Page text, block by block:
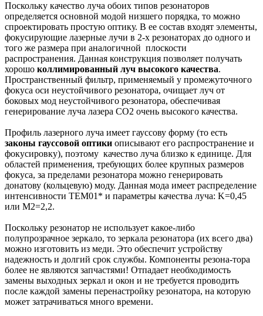
Поскольку качество луча обоих типов резонаторов
определяется основной модой низшего порядка, то можно
спроектировать простую оптику. В ее состав входят элементы,
фокусирующие лазерные лучи в 2-х резонаторах до одного и
того же размера при аналогичной плоскости
распространения. Данная конструкция позволяет получать
хорошо коллимированный луч высокого качества.
Пространственный фильтр, применяемый у промежуточного
фокуса оси неустойчивого резонатора, очищает луч от
боковых мод неустойчивого резонатора, обеспечивая
генерирование луча лазера CO2 очень высокого качества.
Профиль лазерного луча имеет гауссову форму (то есть
законы гауссовой оптики описывают его распространение и
фокусировку), поэтому качество луча близко к единице. Для
областей применения, требующих более крупных размеров
фокуса, за пределами резонатора можно генерировать
донатову (кольцевую) моду. Данная мода имеет распределение
интенсивности TEM01* и параметры качества луча: K=0,45
или M2=2,2.
Поскольку резонатор не использует какое-либо
полупрозрачное зеркало, то зеркала резонатора (их всего два)
можно изготовить из меди. Это обеспечит устройству
надежность и долгий срок службы. Компоненты резона-тора
более не являются запчастями! Отпадает необходимость
замены выходных зеркал и окон и не требуется проводить
после каждой замены перенастройку резонатора, на которую
может затрачиваться много времени.